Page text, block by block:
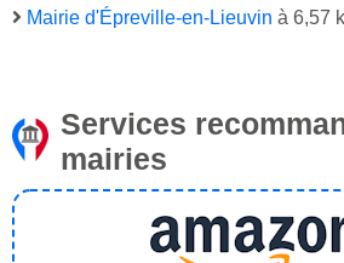
Mairie d'Épreville-en-Lieuvin à 6,57
Services
mairies